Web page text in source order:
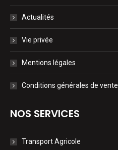
Actualités
Vie privée
Mentions légales
Conditions générales de vente
NOS SERVICES
Transport Agricole